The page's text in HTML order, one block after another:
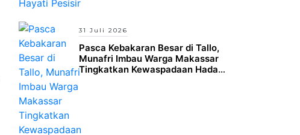
31 Juli 2026
Pasca Kebakaran Besar di Tallo,
Munafri Imbau Warga Makassar
Tingkatkan Kewaspadaan Hadapi